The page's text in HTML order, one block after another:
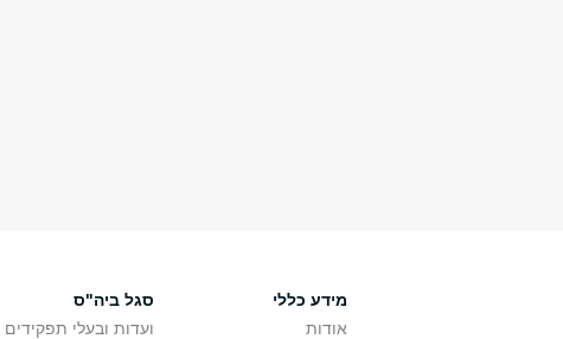
מידע כללי
אודות
סגל ביה"ס
ועדות ובעלי תפקידים